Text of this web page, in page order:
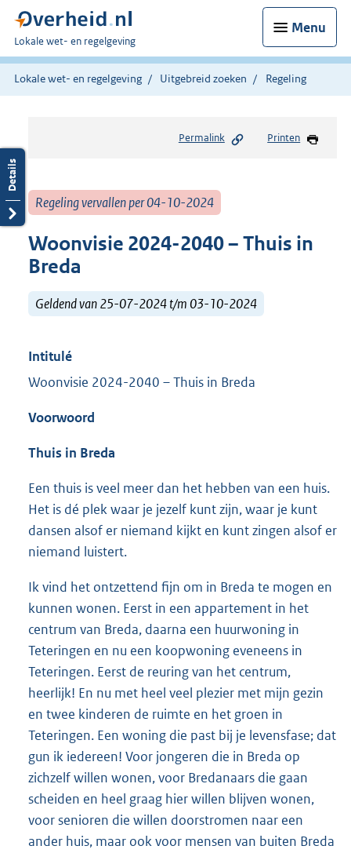
Menu
U
bent
hier:
Lokale wet- en regelgeving
Lokale wet- en regelgeving Uitgebreid zoeken Regeling
Permalink Printen
Regeling vervallen per 04-10-2024
Woonvisie 2024-2040 – Thuis in
Breda
Geldend van 25-07-2024 t/m 03-10-2024
Intitulé
Woonvisie 2024-2040 – Thuis in Breda
Voorwoord
Thuis in Breda
Een thuis is veel meer dan het hebben van een huis.
Het is dé plek waar je jezelf kunt zijn, waar je kunt
dansen alsof er niemand kijkt en kunt zingen alsof er
niemand luistert.
Ik vind het ontzettend fijn om in Breda te mogen en
kunnen wonen. Eerst in een appartement in het
centrum van Breda, daarna een huurwoning in
Teteringen en nu een koopwoning eveneens in
Teteringen. Eerst de reuring van het centrum,
heerlijk! En nu met heel veel plezier met mijn gezin
en twee kinderen de ruimte en het groen in
Teteringen. Een woning die past bij je levensfase; dat
gun ik iedereen! Voor jongeren die in Breda op
zichzelf willen wonen, voor Bredanaars die gaan
scheiden en heel graag hier willen blijven wonen,
voor senioren die willen doorstromen naar een
ander huis, maar ook voor mensen van buiten Breda